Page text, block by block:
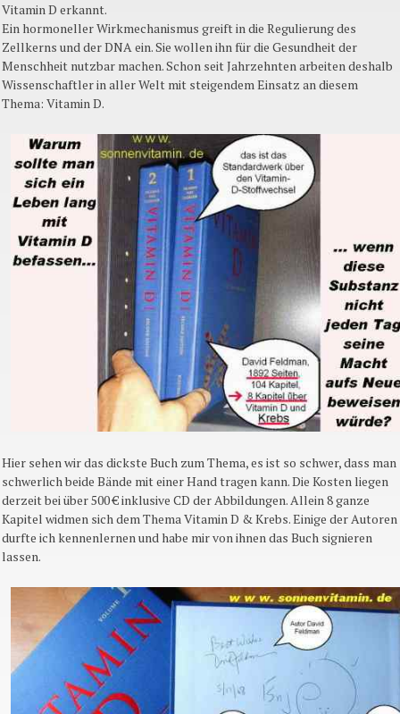
Vitamin D erkannt.
Ein hormoneller Wirkmechanismus greift in die Regulierung des
Zellkerns und der DNA ein. Sie wollen ihn für die Gesundheit der
Menschheit nutzbar machen. Schon seit Jahrzehnten arbeiten deshalb
Wissenschaftler in aller Welt mit steigendem Einsatz an diesem
Thema: Vitamin D.
Hier sehen wir das dickste Buch zum Thema, es ist so schwer, dass man
schwerlich beide Bände mit einer Hand tragen kann. Die Kosten liegen
derzeit bei über 500 € inklusive CD der Abbildungen. Allein 8 ganze
Kapitel widmen sich dem Thema Vitamin D & Krebs. Einige der Autoren
durfte ich kennenlernen und habe mir von ihnen das Buch signieren
lassen.